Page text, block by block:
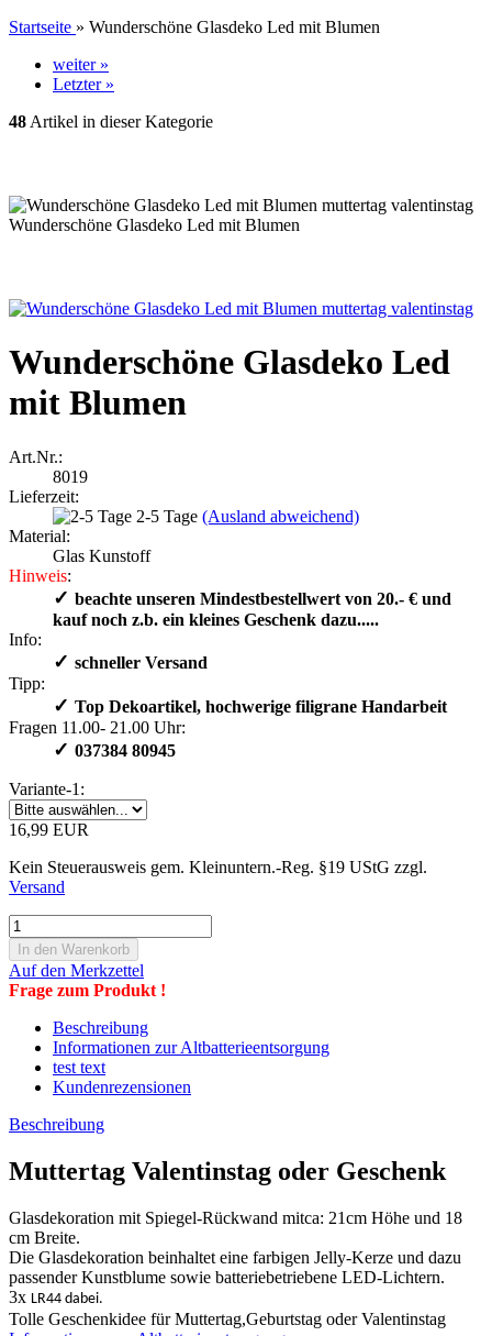
Startseite » Wunderschöne Glasdeko Led mit Blumen
weiter »
Letzter »
48 Artikel in dieser Kategorie
Wunderschöne Glasdeko Led mit Blumen
Wunderschöne Glasdeko Led
mit Blumen
Art.Nr.:
8019
Lieferzeit:
2-5 Tage (Ausland abweichend)
Material:
Glas Kunstoff
Hinweis:
✓ ​ beachte unseren Mindestbestellwert von 20.- € und
kauf noch z.b. ein kleines Geschenk dazu.....
Info:
✓ schneller Versand
Tipp:
✓ ​Top Dekoartikel, hochwerige filigrane Handarbeit
Fragen 11.00- 21.00 Uhr:
✓ ​ 037384 80945
Variante-1:
16,99 EUR
Kein Steuerausweis gem. Kleinuntern.-Reg. §19 UStG zzgl.
Versand
Auf den Merkzettel
Frage zum Produkt !
Beschreibung
Informationen zur Altbatterieentsorgung
test text
Kundenrezensionen
Beschreibung
Muttertag Valentinstag oder Geschenk
Glasdekoration mit Spiegel-Rückwand mitca: 21cm Höhe und 18
cm Breite.
Die Glasdekoration beinhaltet eine farbigen Jelly-Kerze und dazu
passender Kunstblume sowie batteriebetriebene LED-Lichtern.
3x LR44 dabei.
Tolle Geschenkidee für Muttertag,Geburtstag oder Valentinstag